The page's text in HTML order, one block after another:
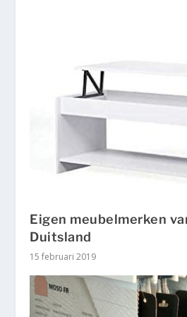
Eigen meubelmerken
Duitsland
15 februari 2019